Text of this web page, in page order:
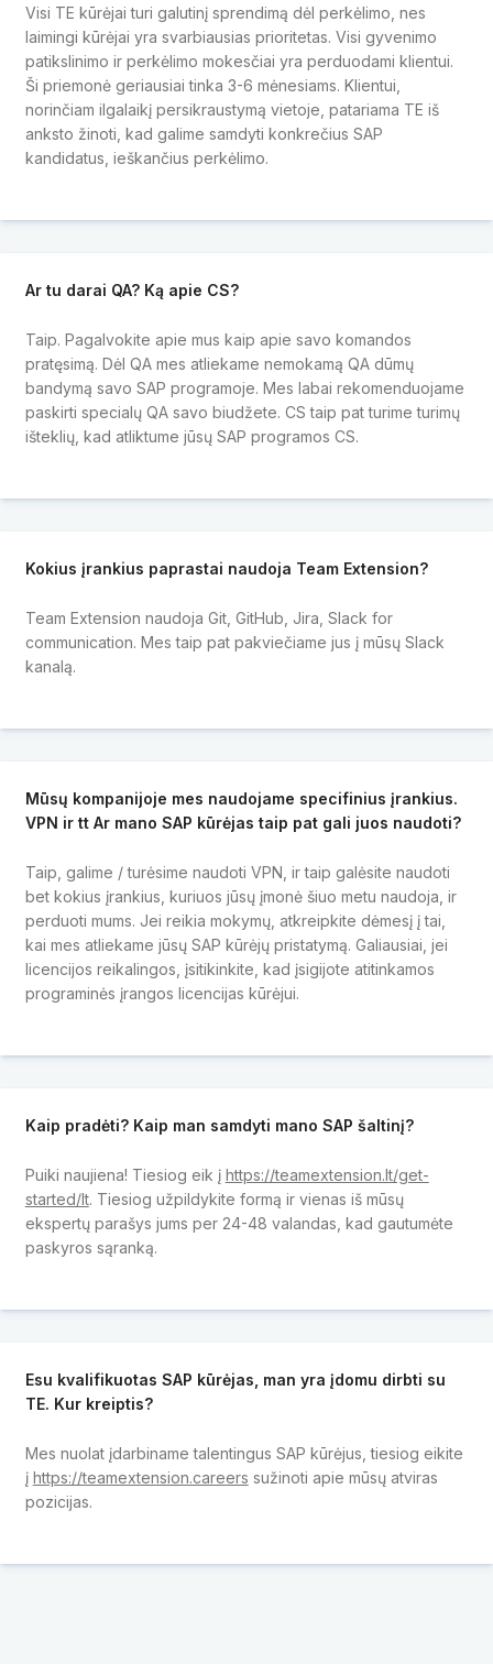
Visi TE kūrėjai turi galutinį sprendimą dėl perkėlimo, nes
laimingi kūrėjai yra svarbiausias prioritetas. Visi gyvenimo
patikslinimo ir perkėlimo mokesčiai yra perduodami klientui.
Ši priemonė geriausiai tinka 3-6 mėnesiams. Klientui,
norinčiam ilgalaikį persikraustymą vietoje, patariama TE iš
anksto žinoti, kad galime samdyti konkrečius SAP
kandidatus, ieškančius perkėlimo.
Ar tu darai QA? Ką apie CS?
Taip. Pagalvokite apie mus kaip apie savo komandos
pratęsimą. Dėl QA mes atliekame nemokamą QA dūmų
bandymą savo SAP programoje. Mes labai rekomenduojame
paskirti specialų QA savo biudžete. CS taip pat turime turimų
išteklių, kad atliktume jūsų SAP programos CS.
Kokius įrankius paprastai naudoja Team Extension?
Team Extension naudoja Git, GitHub, Jira, Slack for
communication. Mes taip pat pakviečiame jus į mūsų Slack
kanalą.
Mūsų kompanijoje mes naudojame specifinius įrankius.
VPN ir tt Ar mano SAP kūrėjas taip pat gali juos naudoti?
Taip, galime / turėsime naudoti VPN, ir taip galėsite naudoti
bet kokius įrankius, kuriuos jūsų įmonė šiuo metu naudoja, ir
perduoti mums. Jei reikia mokymų, atkreipkite dėmesį į tai,
kai mes atliekame jūsų SAP kūrėjų pristatymą. Galiausiai, jei
licencijos reikalingos, įsitikinkite, kad įsigijote atitinkamos
programinės įrangos licencijas kūrėjui.
Kaip pradėti? Kaip man samdyti mano SAP šaltinį?
Puiki naujiena! Tiesiog eik į https://teamextension.lt/get-
started/lt. Tiesiog užpildykite formą ir vienas iš mūsų
ekspertų parašys jums per 24-48 valandas, kad gautumėte
paskyros sąranką.
Esu kvalifikuotas SAP kūrėjas, man yra įdomu dirbti su
TE. Kur kreiptis?
Mes nuolat įdarbiname talentingus SAP kūrėjus, tiesiog eikite
į https://teamextension.careers sužinoti apie mūsų atviras
pozicijas.